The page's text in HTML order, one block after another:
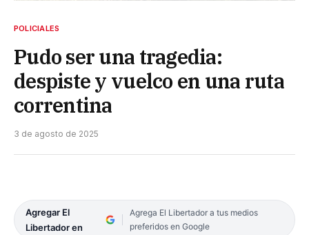
POLICIALES
Pudo ser una tragedia:
despiste y vuelco en una ruta
correntina
3 de agosto de 2025
Agregar El
Libertador en
Agrega El Libertador a tus medios
preferidos en Google